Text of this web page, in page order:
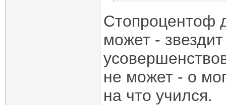
Стопроцентоф
может -
не может - о
на что учился.